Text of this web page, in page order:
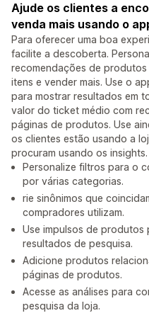
Ajude os clientes a
venda mais usando o
Para oferecer uma boa
facilite a descoberta.
recomendações de
itens e vender mais. Use o
para mostrar resultados em
valor do ticket médio com
páginas de produtos. Use
os clientes estão usando a
procuram usando os insights.
Personalize filtros para o
por várias categorias.
rie sinônimos que
compradores utilizam.
Use impulsos de
resultados de pesquisa.
Adicione produtos
páginas de produtos.
Acesse as análises para
pesquisa da loja.